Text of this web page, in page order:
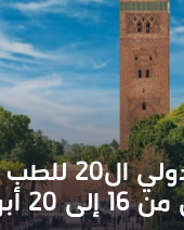
المؤتمر